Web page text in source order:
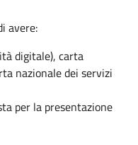
avere:
digitale), carta
nazionale dei servizi
per la presentazione